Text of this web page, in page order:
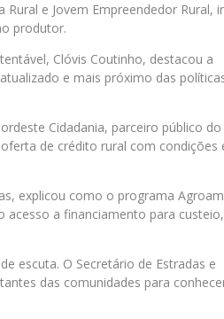
e Jovem Empreendedor Rural,
produtor.
Clóvis Coutinho, destacou a
e mais próximo das
Cidadania, parceiro público do
de crédito rural com condições
explicou como o programa
a financiamento para custeio,
escuta. O Secretário de Estradas e
das comunidades para